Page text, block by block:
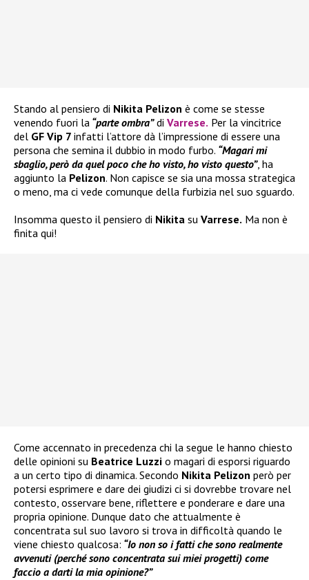
Stando al pensiero di Nikita Pelizon è come se stesse
venendo fuori la “parte ombra”di Varrese. Per la vincitrice
del GF Vip 7 infatti l’attore dà l’impressione di essere una
persona che semina il dubbio in modo furbo. “Magari mi
sbaglio, però da quel poco che ho visto, ho visto questo”, ha
aggiunto la Pelizon. Non capisce se sia una mossa strategica
o meno, ma ci vede comunque della furbizia nel suo sguardo.
Insomma questo il pensiero di Nikita su Varrese. Ma non è
finita qui!
Come accennato in precedenza chi la segue le hanno chiesto
delle opinioni su Beatrice Luzzi o magari di esporsi riguardo
a un certo tipo di dinamica. Secondo Nikita Pelizon però per
potersi esprimere e dare dei giudizi ci si dovrebbe trovare nel
contesto, osservare bene, riflettere e ponderare e dare una
propria opinione. Dunque dato che attualmente è
concentrata sul suo lavoro si trova in difficoltà quando le
viene chiesto qualcosa: “Io non so i fatti che sono realmente
avvenuti (perché sono concentrata sui miei progetti) come
faccio a darti la mia opinione?”